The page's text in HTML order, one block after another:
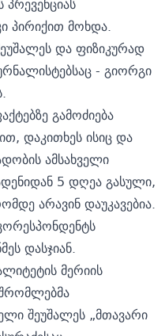
პირიქით მოხდა.
და ფიზიკურად
- გიორგი
გამოძიება
დაკითხეს ისიც და
ამსახველი
5 დღეა გასული,
არავინ დაუკავებია.
დასჯიან.
მერიის
შეუშალეს „მთავარი